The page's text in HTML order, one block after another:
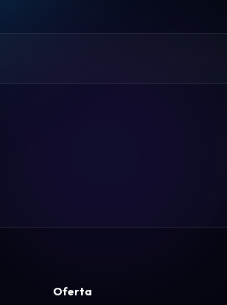
Oferta